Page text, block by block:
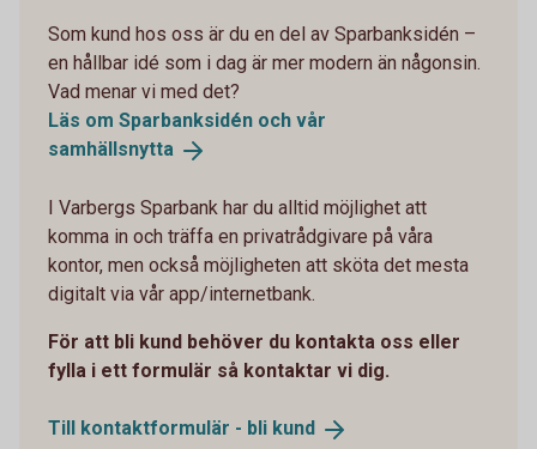
Som kund hos oss är du en del av Sparbanksidén –
en hållbar idé som i dag är mer modern än någonsin.
Vad menar vi med det?
Läs om Sparbanksidén och vår
samhällsnytta
I Varbergs Sparbank har du alltid möjlighet att
komma in och träffa en privatrådgivare på våra
kontor, men också möjligheten att sköta det mesta
digitalt via vår app/internetbank.
För att bli kund behöver du kontakta oss eller
fylla i ett formulär så kontaktar vi dig.
Till kontaktformulär - bli kund